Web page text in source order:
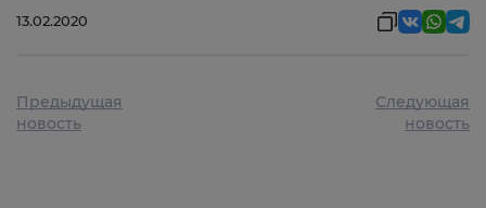
13.02.2020
Предыдущая
новость
Следующая
новость